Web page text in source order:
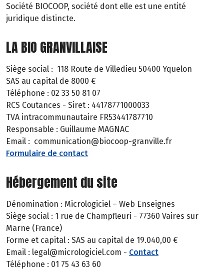
Société BIOCOOP, société dont elle est une entité
juridique distincte.
LA BIO GRANVILLAISE
Siège social : 118 Route de Villedieu 50400 Yquelon
SAS au capital de 8000 €
Téléphone : 02 33 50 81 07
RCS Coutances - Siret : 44178771000033
TVA intracommunautaire FR53441787710
Responsable : Guillaume MAGNAC
Email : communication@biocoop-granville.fr
Formulaire de contact
Hébergement du site
Dénomination : Micrologiciel – Web Enseignes
Siège social : 1 rue de Champfleuri - 77360 Vaires sur
Marne (France)
Forme et capital : SAS au capital de 19.040,00 €
Email : legal@micrologiciel.com - Contact
Téléphone : 01 75 43 63 60